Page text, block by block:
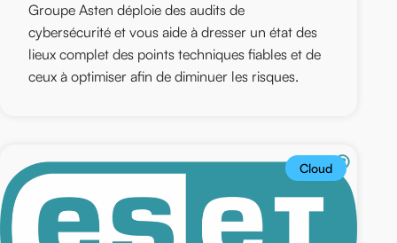
Groupe Asten déploie des audits de
cybersécurité et vous aide à dresser un état des
lieux complet des points techniques fiables et de
ceux à optimiser afin de diminuer les risques.
Cloud